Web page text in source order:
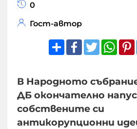
0
Гост-автор
ShareFacebook
Twitter
В Народното
ДБ окончателно
собствените си
антикорупционни